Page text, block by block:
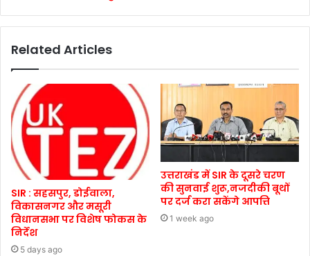
Related Articles
SIR : सहसपुर, डोईवाला,
विकासनगर और मसूरी
विधानसभा पर विशेष फोकस के
निर्देश
5 days ago
उत्तराखंड में SIR के दूसरे चरण
की सुनवाई शुरू,नजदीकी बूथों
पर दर्ज करा सकेंगे आपत्ति
1 week ago